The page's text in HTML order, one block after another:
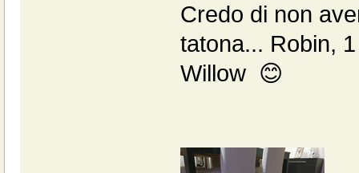
Credo di non
tatona... Robin,
Willow 😊